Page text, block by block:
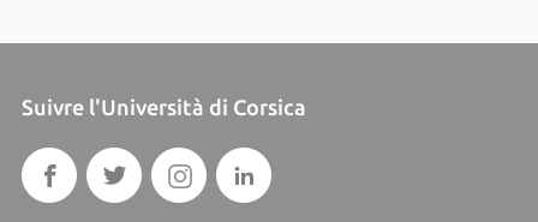
Suivre l'Università di Corsica